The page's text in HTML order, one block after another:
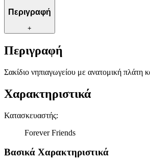
Περιγραφή
+
Περιγραφή
Σακίδιο νηπιαγωγείου με ανατομική πλάτη
Χαρακτηριστικά
Κατασκευαστής:
Forever Friends
Βασικά Χαρακτηριστικά